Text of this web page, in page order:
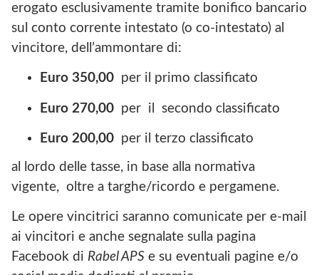
erogato esclusivamente tramite bonifico bancario
sul conto corrente intestato (o co-intestato) al
vincitore, dell’ammontare di:
Euro 350,00 per il primo classificato
Euro 270,00 per il secondo classificato
Euro 200,00 per il terzo classificato
al lordo delle tasse, in base alla normativa
vigente, oltre a targhe/ricordo e pergamene.
Le opere vincitrici saranno comunicate per e-mail
ai vincitori e anche segnalate sulla pagina
Facebook di Rabel APS e su eventuali pagine e/o